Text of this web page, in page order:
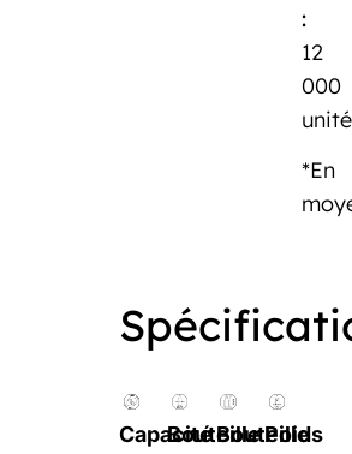
:
12
000
*En
CapacitéBouteilleBouteille
Poids